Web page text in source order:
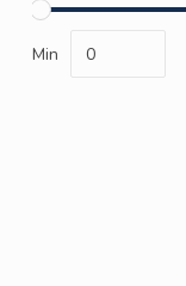
Min